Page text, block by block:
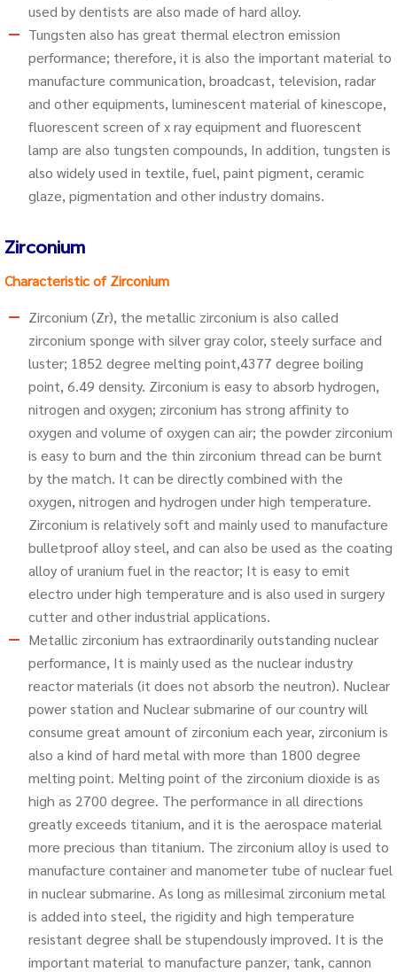
used by dentists are also made of hard alloy.
Tungsten also has great thermal electron emission
performance; therefore, it is also the important material to
manufacture communication, broadcast, television, radar
and other equipments, luminescent material of kinescope,
fluorescent screen of x ray equipment and fluorescent
lamp are also tungsten compounds, In addition, tungsten is
also widely used in textile, fuel, paint pigment, ceramic
glaze, pigmentation and other industry domains.
Zirconium
Characteristic of Zirconium
Zirconium (Zr), the metallic zirconium is also called
zirconium sponge with silver gray color, steely surface and
luster; 1852 degree melting point,4377 degree boiling
point, 6.49 density. Zirconium is easy to absorb hydrogen,
nitrogen and oxygen; zirconium has strong affinity to
oxygen and volume of oxygen can air; the powder zirconium
is easy to burn and the thin zirconium thread can be burnt
by the match. It can be directly combined with the
oxygen, nitrogen and hydrogen under high temperature.
Zirconium is relatively soft and mainly used to manufacture
bulletproof alloy steel, and can also be used as the coating
alloy of uranium fuel in the reactor; It is easy to emit
electro under high temperature and is also used in surgery
cutter and other industrial applications.
Metallic zirconium has extraordinarily outstanding nuclear
performance, It is mainly used as the nuclear industry
reactor materials (it does not absorb the neutron). Nuclear
power station and Nuclear submarine of our country will
consume great amount of zirconium each year, zirconium is
also a kind of hard metal with more than 1800 degree
melting point. Melting point of the zirconium dioxide is as
high as 2700 degree. The performance in all directions
greatly exceeds titanium, and it is the aerospace material
more precious than titanium. The zirconium alloy is used to
manufacture container and manometer tube of nuclear fuel
in nuclear submarine. As long as millesimal zirconium metal
is added into steel, the rigidity and high temperature
resistant degree shall be stupendously improved. It is the
important material to manufacture panzer, tank, cannon